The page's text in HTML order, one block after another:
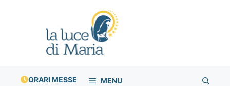
ORARI MESSE MENU